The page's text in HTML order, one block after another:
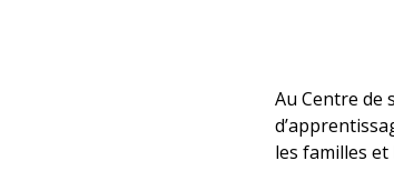
Au Centre de
les familles et